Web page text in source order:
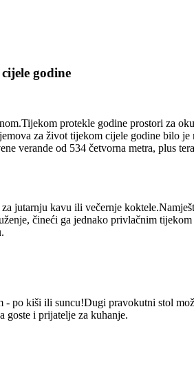
godine
protekle godine prostori za
za život tijekom cijele godine bilo
verande od 534 četvorna metra, plus
jutarnju kavu ili večernje
čineći ga jednako privlačnim
po kiši ili suncu!Dugi pravokutni stol
goste i prijatelje za kuhanje.